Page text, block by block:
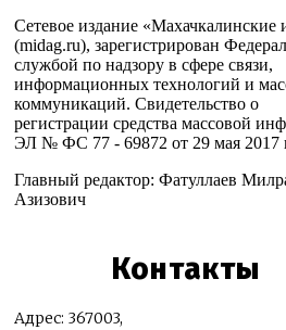
Сетевое издание «Махачкалинские
(midag.ru), зарегистрирован
службой по надзору в сфере связи,
информационных технологий и
коммуникаций. Свидетельство о
регистрации средства массовой
ЭЛ № ФС 77 - 69872 от 29 мая 2017
Главный редактор: Фатуллаев
Азизович
Контакты
Адрес: 367003,